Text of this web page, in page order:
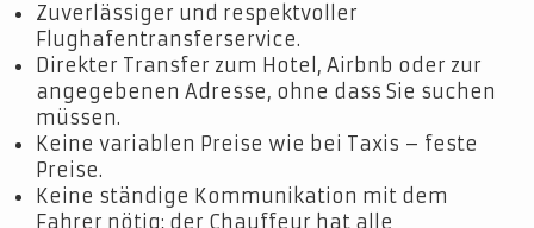
Zuverlässiger und respektvoller
Flughafentransferservice.
Direkter Transfer zum Hotel, Airbnb oder zur
angegebenen Adresse, ohne dass Sie suchen
müssen.
Keine variablen Preise wie bei Taxis – feste
Preise.
Keine ständige Kommunikation mit dem
Fahrer nötig; der Chauffeur hat alle